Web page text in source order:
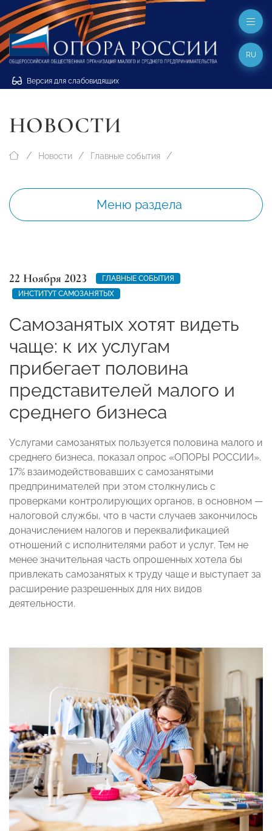
Версия для слабовидящих
RU
НОВОСТИ
Новости Главные события
Меню раздела
22 Ноября 2023
ГЛАВНЫЕ СОБЫТИЯ
ИНСТИТУТ САМОЗАНЯТЫХ
Самозанятых хотят видеть
чаще: к их услугам
прибегает половина
представителей малого и
среднего бизнеса
Услугами самозанятых пользуется половина малого и
среднего бизнеса, показал опрос «ОПОРЫ РОССИИ».
17% взаимодействовавших с самозанятыми
предпринимателей при этом столкнулись с
проверками контролирующих органов, в основном —
налоговой службы, что в части случаев закончилось
доначислением налогов и переквалификацией
отношений с исполнителями работ и услуг. Тем не
менее значительная часть опрошенных хотела бы
привлекать самозанятых к труду чаще и выступает за
расширение разрешенных для них видов
деятельности.